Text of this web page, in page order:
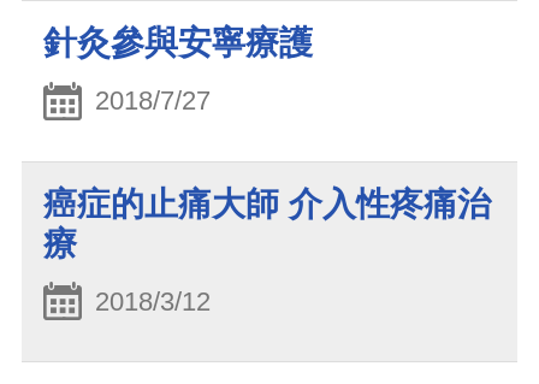
針灸參與安寧療護
2018/7/27
癌症的止痛大師 介入性疼痛治
療
2018/3/12